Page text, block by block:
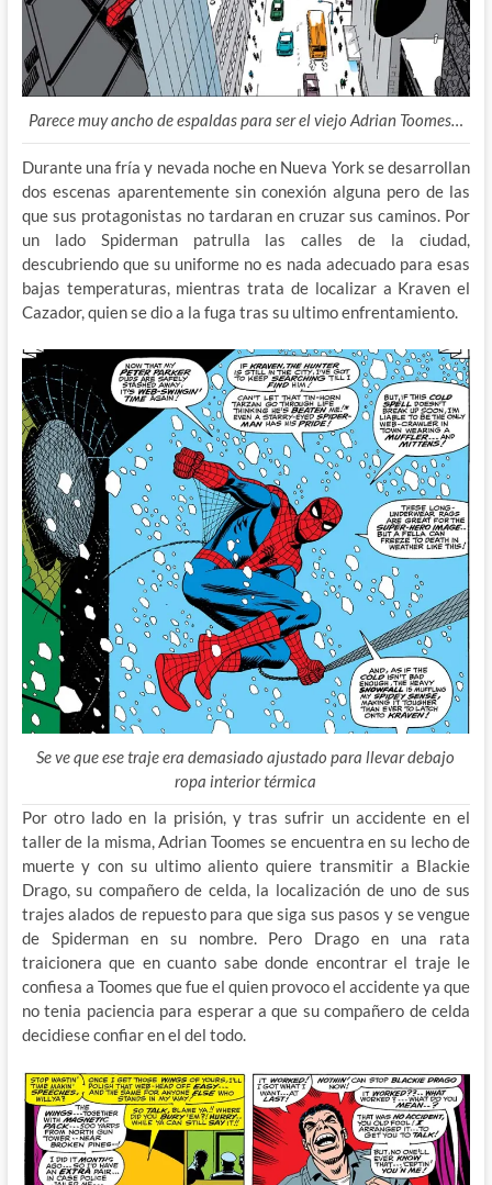
Parece muy ancho de espaldas para ser el viejo Adrian Toomes…
Durante una fría y nevada noche en Nueva York se desarrollan
dos escenas aparentemente sin conexión alguna pero de las
que sus protagonistas no tardaran en cruzar sus caminos. Por
un lado Spiderman patrulla las calles de la ciudad,
descubriendo que su uniforme no es nada adecuado para esas
bajas temperaturas, mientras trata de localizar a Kraven el
Cazador, quien se dio a la fuga tras su ultimo enfrentamiento.
Se ve que ese traje era demasiado ajustado para llevar debajo
ropa interior térmica
Por otro lado en la prisión, y tras sufrir un accidente en el
taller de la misma, Adrian Toomes se encuentra en su lecho de
muerte y con su ultimo aliento quiere transmitir a Blackie
Drago, su compañero de celda, la localización de uno de sus
trajes alados de repuesto para que siga sus pasos y se vengue
de Spiderman en su nombre. Pero Drago en una rata
traicionera que en cuanto sabe donde encontrar el traje le
confiesa a Toomes que fue el quien provoco el accidente ya que
no tenia paciencia para esperar a que su compañero de celda
decidiese confiar en el del todo.